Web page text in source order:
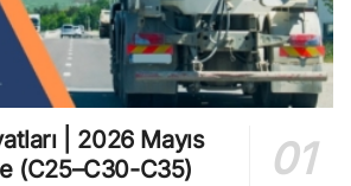
| 2026 Mayıs
(C25–C30-C35)